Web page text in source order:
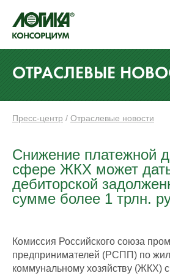
ОТРАСЛЕВЫЕ
Пресс-центр / Отраслевые новости
Снижение платежной
сфере ЖКХ может
дебиторской
сумме более 1 трлн.
Комиссия Российского союза
предпринимателей (РСПП) по
коммунальному хозяйству (ЖКХ)